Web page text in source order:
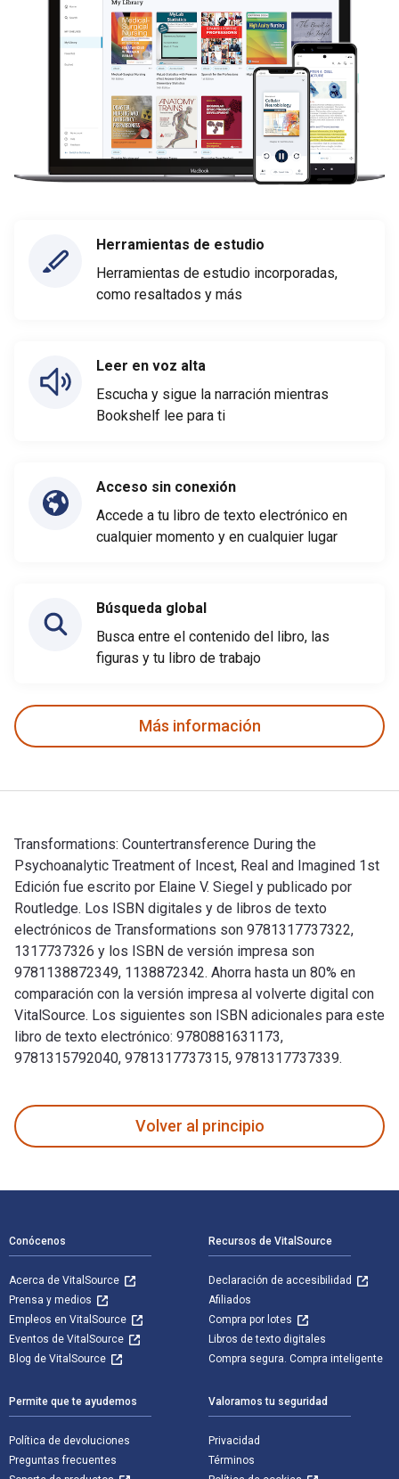
Herramientas de estudio
Herramientas de estudio incorporadas,
como resaltados y más
Leer en voz alta
Escucha y sigue la narración mientras
Bookshelf lee para ti
Acceso sin conexión
Accede a tu libro de texto electrónico en
cualquier momento y en cualquier lugar
Búsqueda global
Busca entre el contenido del libro, las
figuras y tu libro de trabajo
Más información
Transformations: Countertransference During the
Psychoanalytic Treatment of Incest, Real and Imagined 1st
Edición fue escrito por Elaine V. Siegel y publicado por
Routledge. Los ISBN digitales y de libros de texto
electrónicos de Transformations son 9781317737322,
1317737326 y los ISBN de versión impresa son
9781138872349, 1138872342. Ahorra hasta un 80% en
comparación con la versión impresa al volverte digital con
VitalSource. Los siguientes son ISBN adicionales para este
libro de texto electrónico: 9780881631173,
9781315792040, 9781317737315, 9781317737339.
Volver al principio
Conócenos
Acerca de VitalSource
Prensa y medios
Empleos en VitalSource
Eventos de VitalSource
Blog de VitalSource
Recursos de VitalSource
Declaración de accesibilidad
Afiliados
Compra por lotes
Libros de texto digitales
Compra segura. Compra inteligente
Permite que te ayudemos
Política de devoluciones
Preguntas frecuentes
Valoramos tu seguridad
Privacidad
Términos